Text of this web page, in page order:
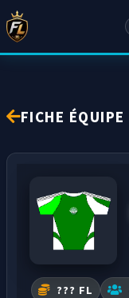
FICHE ÉQUIPE
??? FL